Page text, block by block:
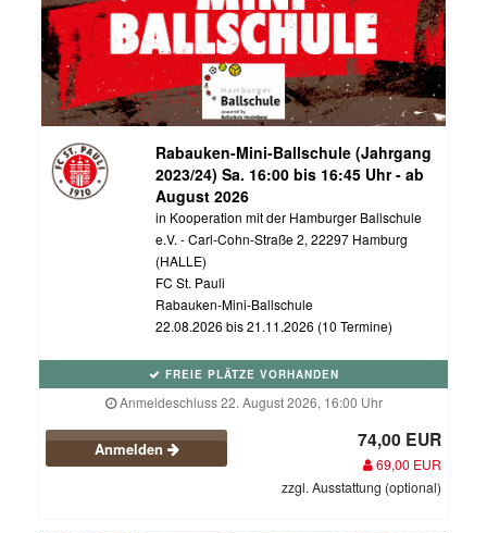
Rabauken-Mini-Ballschule (Jahrgang
2023/24) Sa. 16:00 bis 16:45 Uhr - ab
August 2026
in Kooperation mit der Hamburger Ballschule
e.V. - Carl-Cohn-Straße 2, 22297 Hamburg
(HALLE)
FC St. Pauli
Rabauken-Mini-Ballschule
22.08.2026 bis 21.11.2026 (10 Termine)
FREIE PLÄTZE VORHANDEN
Anmeldeschluss 22. August 2026, 16:00 Uhr
Anmelden 74,00 EUR
69,00 EUR
zzgl. Ausstattung (optional)